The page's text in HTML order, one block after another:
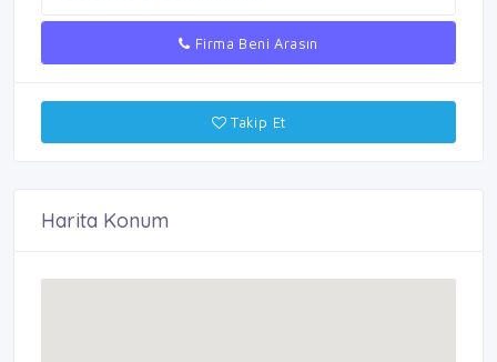
Firma Beni Arasın
Takip Et
Harita Konum